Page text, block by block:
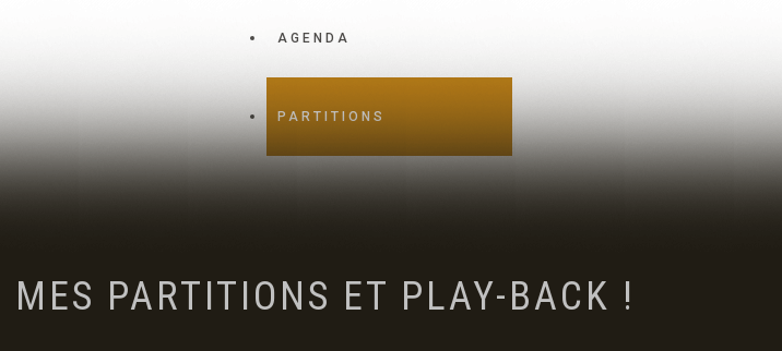
AGENDA
PARTITIONS
PANIER
MES PARTITIONS ET PLAY-BACK !